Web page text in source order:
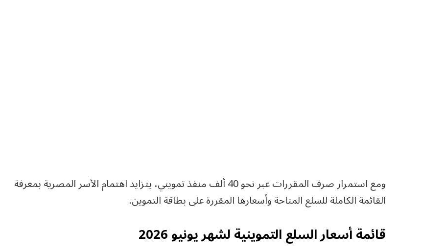
ومع استمرار صرف المقررات عبر نحو 40 ألف منفذ تمويني، يتزايد اهتمام الأسر المصرية بمعرفة
القائمة الكاملة للسلع المتاحة وأسعارها المقررة على بطاقة التموين.
قائمة أسعار السلع التموينية لشهر يونيو 2026